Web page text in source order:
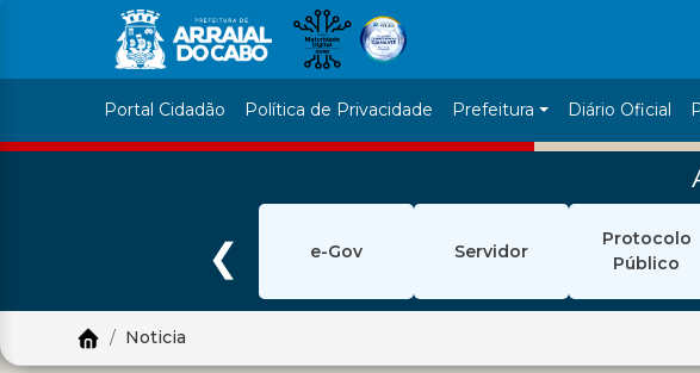
Portal Cidadão Política de Privacidade Prefeitura Diário Oficial
❮ e-Gov Servidor
Protocolo
Público
Noticia